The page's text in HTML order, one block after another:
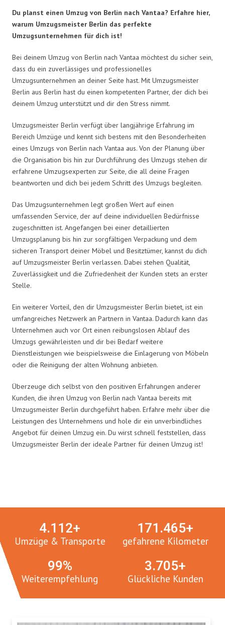
Du planst einen Umzug von Berlin nach Vantaa? Erfahre hier,
warum Umzugsmeister Berlin das perfekte
Umzugsunternehmen für dich ist!
Bei deinem Umzug von Berlin nach Vantaa möchtest du sicher sein,
dass du ein zuverlässiges und professionelles
Umzugsunternehmen an deiner Seite hast. Mit Umzugsmeister
Berlin aus Berlin hast du einen kompetenten Partner, der dich bei
deinem Umzug unterstützt und dir den Stress nimmt.
Umzugsmeister Berlin verfügt über langjährige Erfahrung im
Bereich Umzüge und kennt sich bestens mit den Besonderheiten
eines Umzugs von Berlin nach Vantaa aus. Von der Planung über
die Organisation bis hin zur Durchführung des Umzugs stehen dir
erfahrene Umzugsexperten zur Seite, die all deine Fragen
beantworten und dich bei jedem Schritt des Umzugs begleiten.
Das Umzugsunternehmen legt großen Wert auf einen
umfassenden Service, der auf deine individuellen Bedürfnisse
zugeschnitten ist. Angefangen bei einer detaillierten
Umzugsplanung bis hin zur sorgfältigen Verpackung und dem
sicheren Transport deiner Möbel und Besitztümer, kannst du dich
auf Umzugsmeister Berlin verlassen. Dabei stehen Qualität,
Zuverlässigkeit und die Zufriedenheit der Kunden stets an erster
Stelle.
Ein weiterer Vorteil, den dir Umzugsmeister Berlin bietet, ist ein
umfangreiches Netzwerk an Partnern in Vantaa. Dadurch kann das
Unternehmen auch vor Ort einen reibungslosen Ablauf des
Umzugs gewährleisten und dir bei Bedarf weitere
Dienstleistungen wie beispielsweise die Einlagerung von Möbeln
oder die Reinigung der alten Wohnung anbieten.
Überzeuge dich selbst von den positiven Erfahrungen anderer
Kunden, die ihren Umzug von Berlin nach Vantaa bereits mit
Umzugsmeister Berlin durchgeführt haben. Erfahre mehr über die
Leistungen des Unternehmens und hole dir ein unverbindliches
Angebot für deinen Umzug ein. Du wirst schnell feststellen, dass
Umzugsmeister Berlin der ideale Partner für deinen Umzug ist!
Umzüge & Transporte
4.112+
gefahrene Kilometer
171.465+
Weiterempfehlung
100%
Glückliche Kunden
3.765+